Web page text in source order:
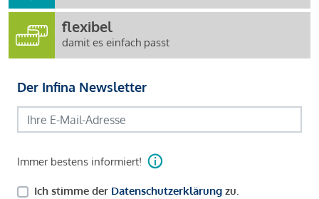
flexibel
damit es einfach passt
Der Infina Newsletter
Immer bestens informiert!
Ich stimme der Datenschutzerklärung zu.